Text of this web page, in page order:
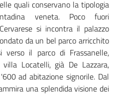
quali conservano la tipologia
veneta. Poco fuori
si incontra il palazzo
da un bel parco arricchito
verso il parco di Frassanelle,
Locatelli, già De Lazzara,
ad abitazione signorile. Dal
una splendida visione dei